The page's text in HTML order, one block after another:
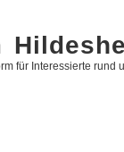
für Interessierte rund